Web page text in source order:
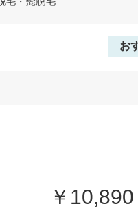
お
￥10,890